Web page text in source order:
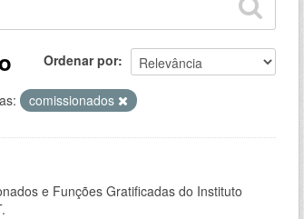
Ordenar por
comissionados
e Funções Gratificadas do Instituto